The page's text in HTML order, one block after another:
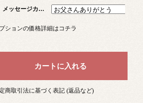
メッセージカード
ションの価格詳細はコチラ
商取引法に基づく表記 (返品など)